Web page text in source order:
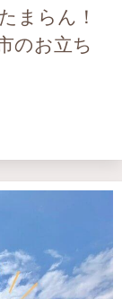
まらん！
のお立ち